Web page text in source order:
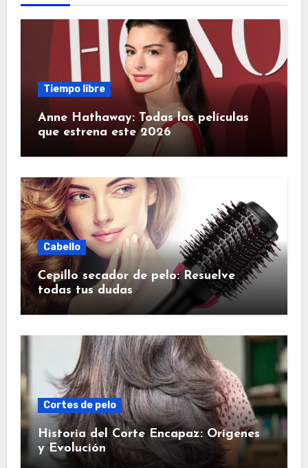
Tiempo libre
Anne Hathaway: Todas las películas
que estrena este 2026
Cabello
Cepillo secador de pelo: Resuelve
todas tus dudas
Cortes de pelo
Historia del Corte Encapaz: Orígenes
y Evolución